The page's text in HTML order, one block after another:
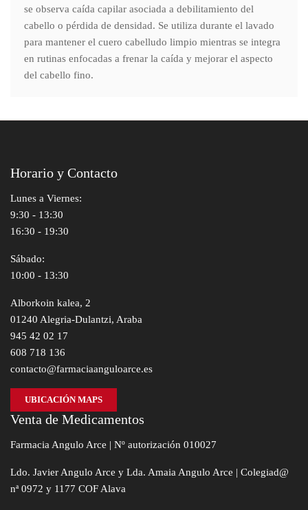
se observa caída capilar asociada a debilitamiento del
cabello o pérdida de densidad. Se utiliza durante el lavado
para mantener el cuero cabelludo limpio mientras se integra
en rutinas enfocadas a frenar la caída y mejorar el aspecto
del cabello fino.
Horario y Contacto
Lunes a Viernes:
9:30 - 13:30
16:30 - 19:30
Sábado:
10:00 - 13:30
Alborkoin kalea, 2
01240 Alegria-Dulantzi, Araba
945 42 02 17
608 718 136
contacto@farmaciaanguloarce.es
UBICACIÓN MAPS
Venta de Medicamentos
Farmacia Angulo Arce | Nº autorización 010027
Ldo. Javier Angulo Arce y Lda. Amaia Angulo Arce | Colegiad@
nª 0972 y 1177 COF Alava